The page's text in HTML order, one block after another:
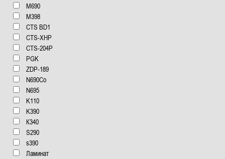
М690
М398
CTS BD1
CTS-XHP
CTS-204P
PGK
ZDP-189
N690Co
N695
K110
K390
К340
S290
s390
Ламинат